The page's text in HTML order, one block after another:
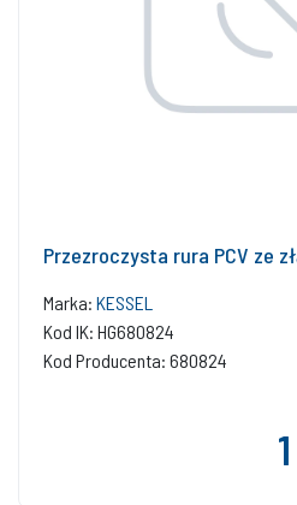
Przezroczysta rura PCV ze
Marka: KESSEL
Kod IK: HG680824
Kod Producenta: 680824